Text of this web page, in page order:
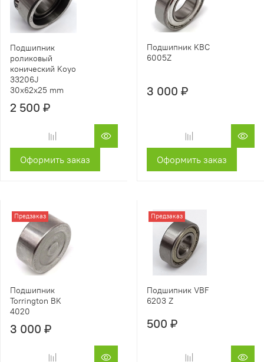
Подшипник
роликовый
конический Koyo
33206J
30x62x25 mm
2 500 ₽
Оформить заказ
Подшипник KBC
6005Z
3 000 ₽
Оформить заказ
Предзаказ
Подшипник
Torrington BK
4020
3 000 ₽
Предзаказ
Подшипник VBF
6203 Z
500 ₽